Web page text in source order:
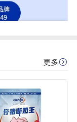
更多